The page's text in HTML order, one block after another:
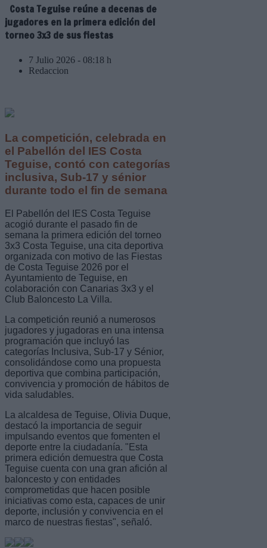
Costa Teguise reúne a decenas de
jugadores en la primera edición del
torneo 3x3 de sus fiestas
7 Julio 2026 - 08:18 h
Redaccion
La competición, celebrada en
el Pabellón del IES Costa
Teguise, contó con categorías
inclusiva, Sub-17 y sénior
durante todo el fin de semana
El Pabellón del IES Costa Teguise
acogió durante el pasado fin de
semana la primera edición del torneo
3x3 Costa Teguise, una cita deportiva
organizada con motivo de las Fiestas
de Costa Teguise 2026 por el
Ayuntamiento de Teguise, en
colaboración con Canarias 3x3 y el
Club Baloncesto La Villa.
La competición reunió a numerosos
jugadores y jugadoras en una intensa
programación que incluyó las
categorías Inclusiva, Sub-17 y Sénior,
consolidándose como una propuesta
deportiva que combina participación,
convivencia y promoción de hábitos de
vida saludables.
La alcaldesa de Teguise, Olivia Duque,
destacó la importancia de seguir
impulsando eventos que fomenten el
deporte entre la ciudadanía. "Esta
primera edición demuestra que Costa
Teguise cuenta con una gran afición al
baloncesto y con entidades
comprometidas que hacen posible
iniciativas como esta, capaces de unir
deporte, inclusión y convivencia en el
marco de nuestras fiestas", señaló.